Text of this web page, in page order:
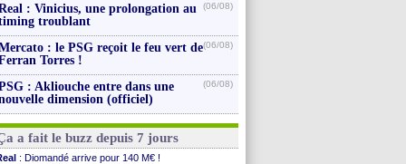
: Vinicius, une prolongation au
troublant
(06/08)
: le PSG reçoit le feu vert de
Torres !
(06/08)
: Akliouche entre dans une
dimension (officiel)
(06/08)
a fait le buzz depuis 7 jours
: Diomandé arrive pour 140 M€ !